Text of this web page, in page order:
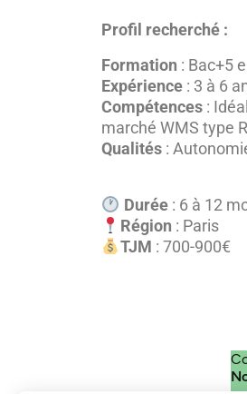
Profil recherché :
Formation : Bac+5
Expérience : 3 à 6
Compétences :
marché WMS type
Qualités :
Durée: 6 à 12
Région : Paris
TJM : 700-900€